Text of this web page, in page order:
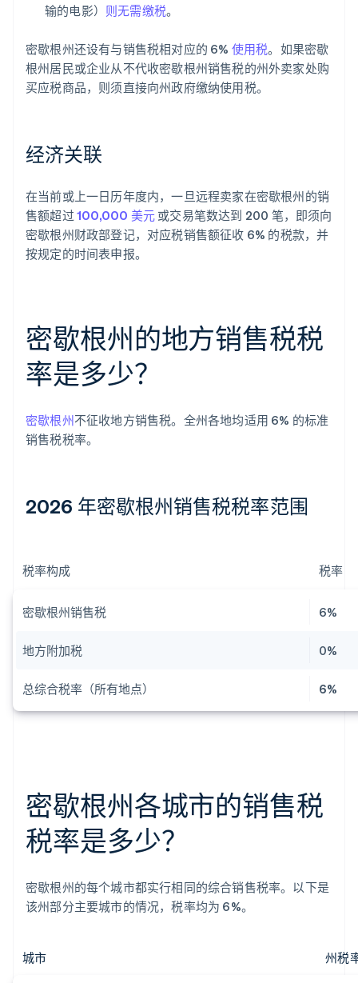
输的电影） 则无需缴税。
密歇根州还设有与销售税相对应的 6% 使用税。如果密歇
根州居民或企业从不代收密歇根州销售税的州外卖家处购
买应税商品，则须直接向州政府缴纳使用税。
经济关联
在当前或上一日历年度内，一旦远程卖家在密歇根州的销
售额超过 100,000 美元 或交易笔数达到 200 笔，即须向
密歇根州财政部登记，对应税销售额征收 6% 的税款，并
按规定的时间表申报。
密歇根州的地方销售税税
率是多少？
密歇根州不征收地方销售税。全州各地均适用 6% 的标准
销售税税率。
2026 年密歇根州销售税税率范围
税率构成 税率
密歇根州销售税 6%
地方附加税 0%
总综合税率（所有地点） 6%
密歇根州各城市的销售税
税率是多少？
密歇根州的每个城市都实行相同的综合销售税率。以下是
该州部分主要城市的情况，税率均为 6%。
城市 州税